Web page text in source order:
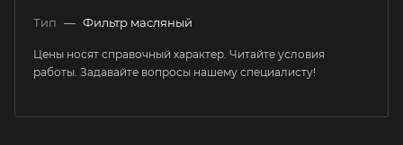
Тип — Фильтр масляный
Цены носят справочный характер. Читайте условия
работы. Задавайте вопросы нашему специалисту!